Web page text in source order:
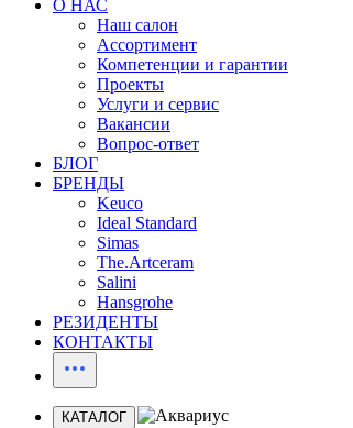
О НАС
Наш салон
Ассортимент
Компетенции и гарантии
Проекты
Услуги и сервис
Вакансии
Вопрос-ответ
БЛОГ
БРЕНДЫ
Keuco
Ideal Standard
Simas
The.Artceram
Salini
Hansgrohe
РЕЗИДЕНТЫ
КОНТАКТЫ
КАТАЛОГ